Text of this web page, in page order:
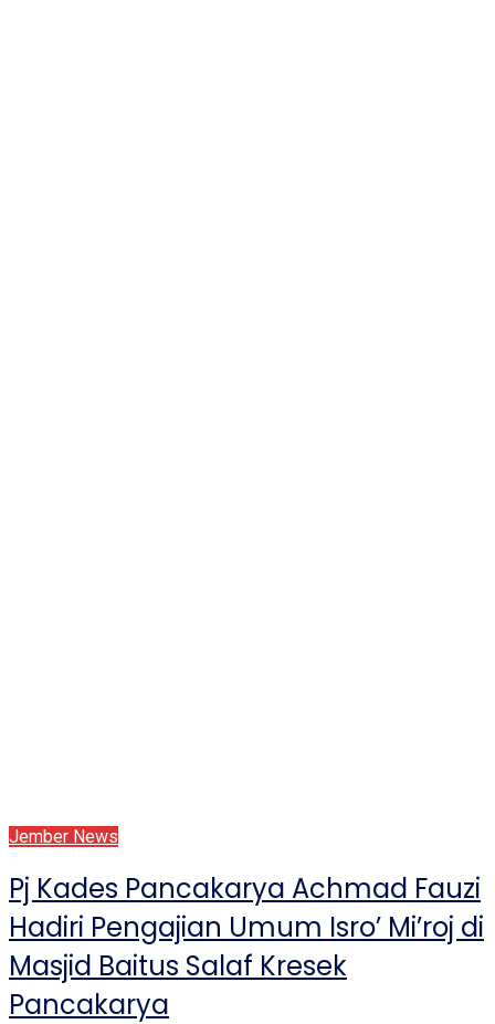
Jember News
Pj Kades Pancakarya Achmad Fauzi
Hadiri Pengajian Umum Isro’ Mi’roj di
Masjid Baitus Salaf Kresek
Pancakarya